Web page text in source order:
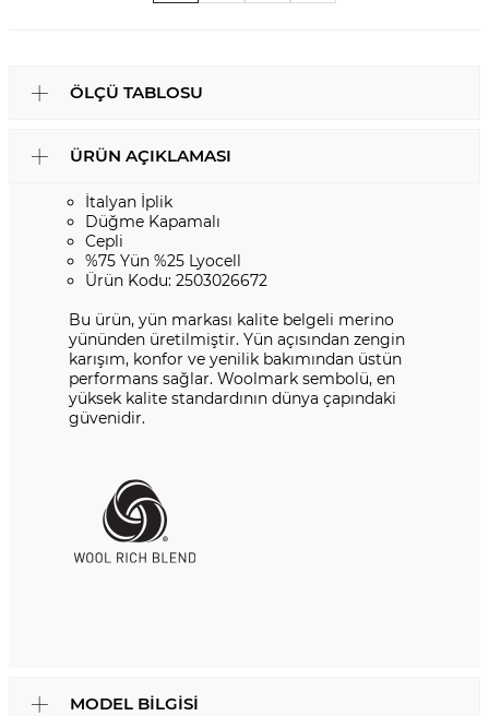
ÖLÇÜ TABLOSU
ÜRÜN AÇIKLAMASI
İtalyan İplik
Düğme Kapamalı
Cepli
%75 Yün %25 Lyocell
Ürün Kodu: 2503026672
Bu ürün, yün markası kalite belgeli merino
yününden üretilmiştir. Yün açısından zengin
karışım, konfor ve yenilik bakımından üstün
performans sağlar. Woolmark sembolü, en
yüksek kalite standardının dünya çapındaki
güvenidir.
MODEL BILGISI